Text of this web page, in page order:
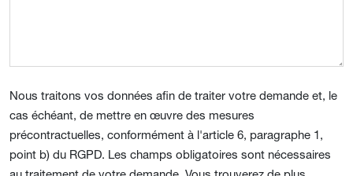
Nous traitons vos données afin de traiter votre demande et, le
cas échéant, de mettre en œuvre des mesures
précontractuelles, conformément à l'article 6, paragraphe 1,
point b) du RGPD. Les champs obligatoires sont nécessaires